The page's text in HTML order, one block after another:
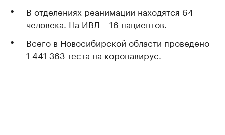
В отделениях реанимации находятся 64
человека. На ИВЛ – 16 пациентов.
Всего в Новосибирской области проведено
1 441 363 теста на коронавирус.